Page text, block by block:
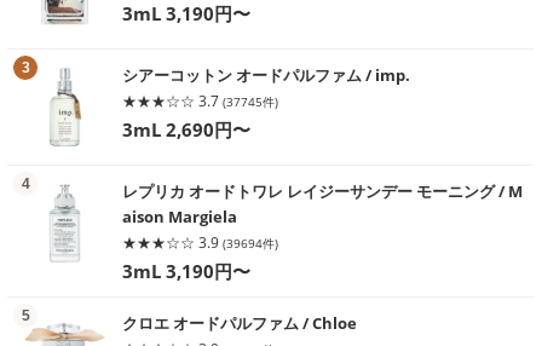
3mL 3,190円〜
シアーコットン オードパルファム / imp.
★★★☆☆ 3.7 (37745件)
3mL 2,690円〜
3
レプリカ オードトワレ レイジーサンデー モーニング / M
aison Margiela
★★★☆☆ 3.9 (39694件)
3mL 3,190円〜
4
クロエ オードパルファム / Chloe
5